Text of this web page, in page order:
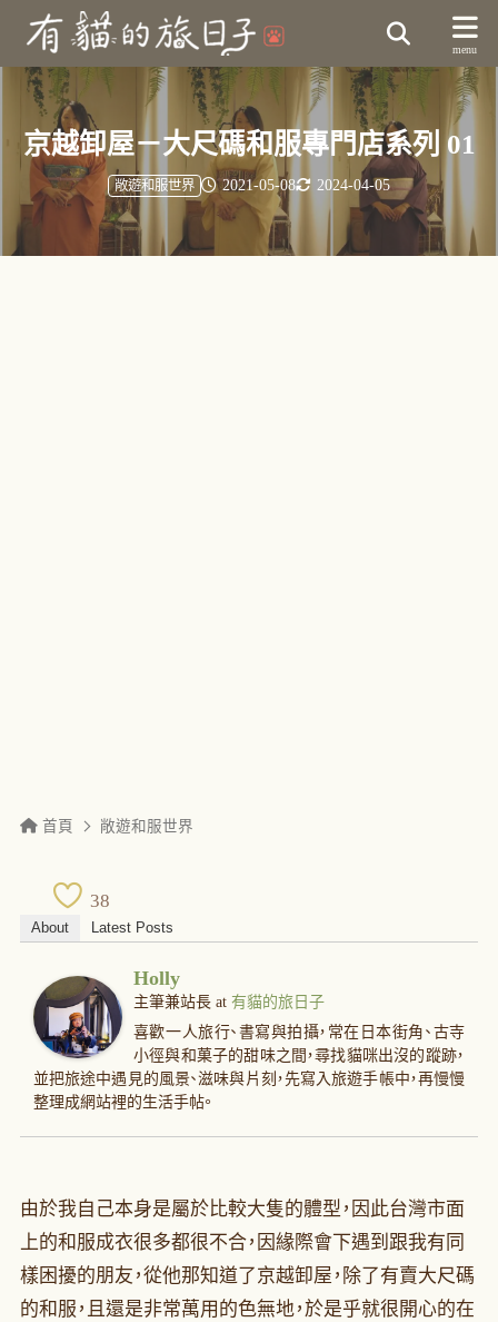
京越卸屋－大尺碼和服專門店系列 01
2021-05-08 2024-04-05
敞遊和服世界
首頁 敞遊和服世界
38
About Latest Posts
Holly
主筆兼站長at 有貓的旅日子
喜歡一人旅行、書寫與拍攝，常在日本街角、古寺
小徑與和菓子的甜味之間，尋找貓咪出沒的蹤跡，
並把旅途中遇見的風景、滋味與片刻，先寫入旅遊手帳中，再慢慢
整理成網站裡的生活手帖。
由於我自己本身是屬於比較大隻的體型，因此台灣市面
上的和服成衣很多都很不合，因緣際會下遇到跟我有同
樣困擾的朋友，從他那知道了京越卸屋，除了有賣大尺碼
的和服，且還是非常萬用的色無地，於是乎就很開心的在